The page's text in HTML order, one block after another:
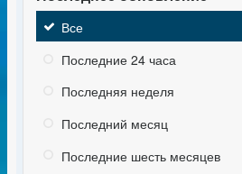
Все
Последние 24 часа
Последняя неделя
Последний месяц
Последние шесть месяцев